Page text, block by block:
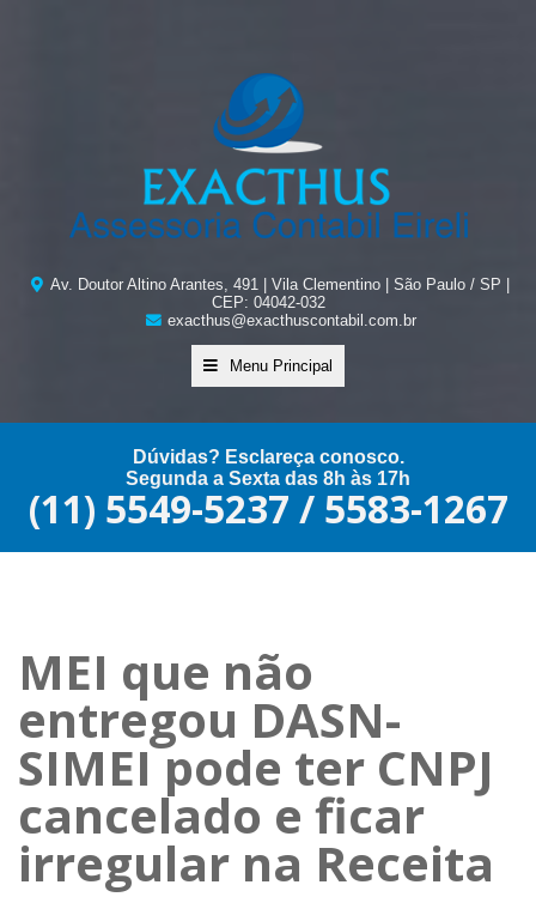
Av. Doutor Altino Arantes, 491 | Vila Clementino | São Paulo / SP |
CEP: 04042-032
exacthus@exacthuscontabil.com.br
Menu Principal
Dúvidas? Esclareça conosco.
Segunda a Sexta das 8h às 17h
(11) 5549-5237 / 5583-1267
MEI que não
entregou DASN-
SIMEI pode ter CNPJ
cancelado e ficar
irregular na Receita